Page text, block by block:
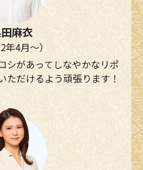
麻衣
年4月～）
シがあってしなやかなリポ
ただけるよう頑張ります！